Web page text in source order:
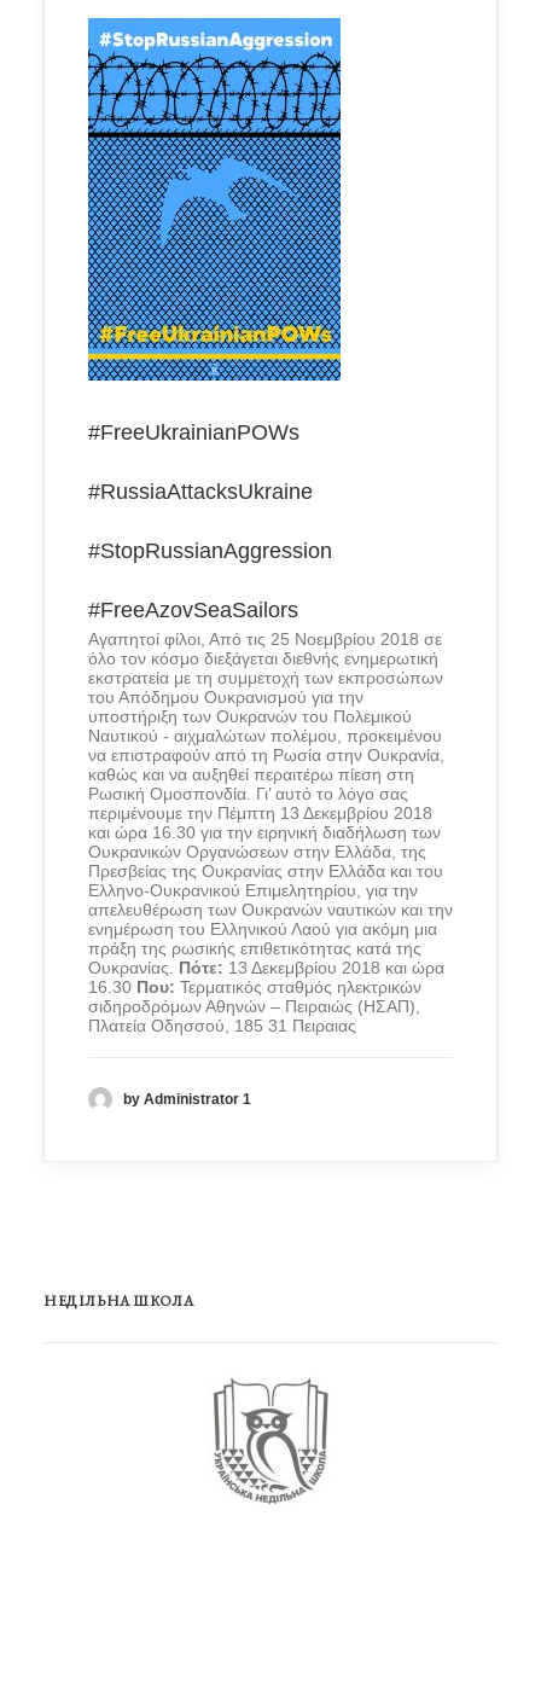
#FreeUkrainianPOWs
#RussiaAttacksUkraine
#StopRussianAggression
#FreeAzovSeaSailors
Αγαπητοί φίλοι, Από τις 25 Νοεμβρίου 2018 σε
όλο τον κόσμο διεξάγεται διεθνής ενημερωτική
εκστρατεία με τη συμμετοχή των εκπροσώπων
του Απόδημου Ουκρανισμού για την
υποστήριξη των Ουκρανών του Πολεμικού
Ναυτικού - αιχμαλώτων πολέμου, προκειμένου
να επιστραφούν από τη Ρωσία στην Ουκρανία,
καθώς και να αυξηθεί περαιτέρω πίεση στη
Ρωσική Ομοσπονδία. Γι’ αυτό το λόγο σας
περιμένουμε την Πέμπτη 13 Δεκεμβρίου 2018
και ώρα 16.30 για την ειρηνική διαδήλωση των
Ουκρανικών Οργανώσεων στην Ελλάδα, της
Πρεσβείας της Ουκρανίας στην Ελλάδα και του
Ελληνο-Ουκρανικού Επιμελητηρίου, για την
απελευθέρωση των Ουκρανών ναυτικών και την
ενημέρωση του Ελληνικού Λαού για ακόμη μια
πράξη της ρωσικής επιθετικότητας κατά της
Ουκρανίας. Πότε: 13 Δεκεμβρίου 2018 και ώρα
16.30 Που: Τερματικός σταθμός ηλεκτρικών
σιδηροδρόμων Αθηνών – Πειραιώς (ΗΣΑΠ),
Πλατεία Οδησσού, 185 31 Πειραιας
by Administrator 1
НЕДІЛЬНА ШКОЛА